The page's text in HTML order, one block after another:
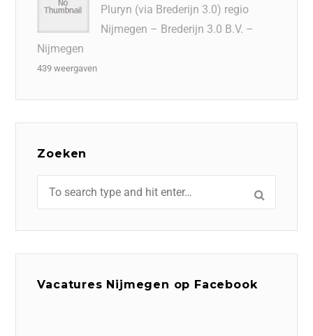
Pluryn (via Brederijn 3.0) regio
Nijmegen – Brederijn 3.0 B.V. –
Nijmegen
439 weergaven
Zoeken
Vacatures Nijmegen op Facebook